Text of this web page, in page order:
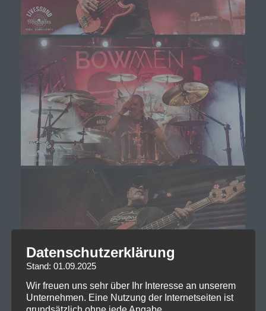
Datenschutzerklärung
Stand: 01.09.2025
Wir freuen uns sehr über Ihr Interesse an unserem
Unternehmen. Eine Nutzung der Internetseiten ist